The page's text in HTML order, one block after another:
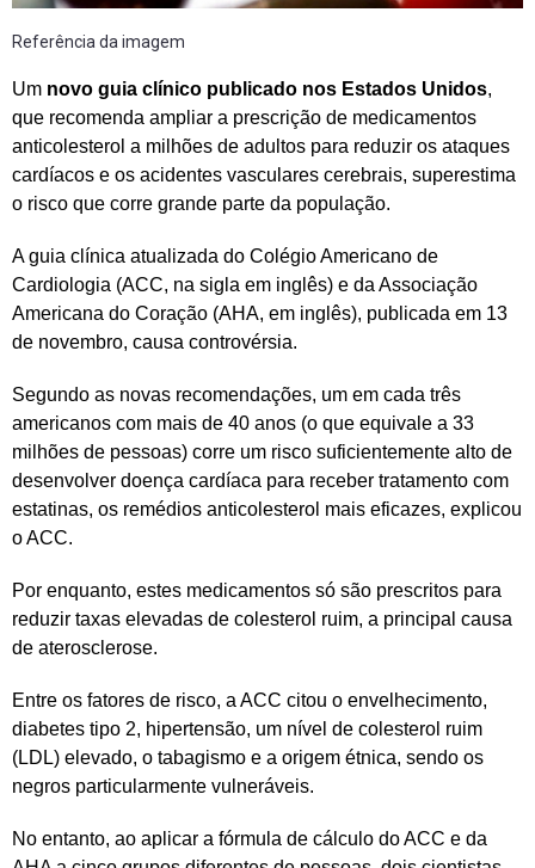
Referência da imagem
Um novo guia clínico publicado nos Estados Unidos,
que recomenda ampliar a prescrição de medicamentos
anticolesterol a milhões de adultos para reduzir os ataques
cardíacos e os acidentes vasculares cerebrais, superestima
o risco que corre grande parte da população.
A guia clínica atualizada do Colégio Americano de
Cardiologia (ACC, na sigla em inglês) e da Associação
Americana do Coração (AHA, em inglês), publicada em 13
de novembro, causa controvérsia.
Segundo as novas recomendações, um em cada três
americanos com mais de 40 anos (o que equivale a 33
milhões de pessoas) corre um risco suficientemente alto de
desenvolver doença cardíaca para receber tratamento com
estatinas, os remédios anticolesterol mais eficazes, explicou
o ACC.
Por enquanto, estes medicamentos só são prescritos para
reduzir taxas elevadas de colesterol ruim, a principal causa
de aterosclerose.
Entre os fatores de risco, a ACC citou o envelhecimento,
diabetes tipo 2, hipertensão, um nível de colesterol ruim
(LDL) elevado, o tabagismo e a origem étnica, sendo os
negros particularmente vulneráveis.
No entanto, ao aplicar a fórmula de cálculo do ACC e da